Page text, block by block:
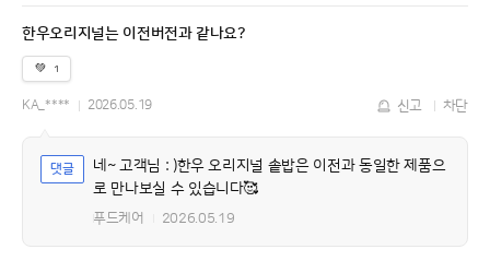
한우오리지널는 이전버전과 같나요?
💚 1
KA_**** 2026.05.19 신고 차단
네~ 고객님 : )한우 오리지널 솥밥은 이전과 동일한 제품으
로 만나보실 수 있습니다🥰
푸드케어 2026.05.19